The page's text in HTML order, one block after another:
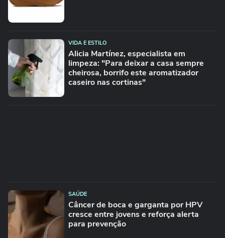
VIDA E ESTILO
Alicia Martínez, especialista em
limpeza: "Para deixar a casa sempre
cheirosa, borrifo este aromatizador
caseiro nas cortinas"
SAÚDE
Câncer de boca e garganta por HPV
cresce entre jovens e reforça alerta
para prevenção